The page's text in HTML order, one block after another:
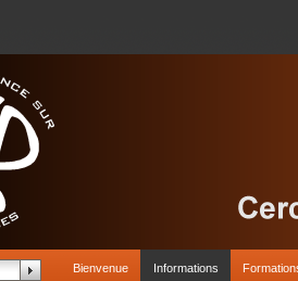
Bienvenue Informations